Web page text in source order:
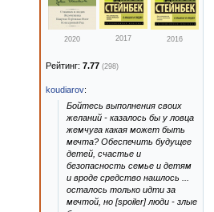
2020 2017 2016
Рейтинг: 7.77 (298)
koudiarov:
Бойтесь выполнения своих
желаний - казалось бы у ловца
жемчуга какая может быть
мечта? Обеспечить будущее
детей, счастье и
безопасность семье и детям
и вроде средство нашлось ...
осталось только идти за
мечтой, но [spoiler] люди - злые